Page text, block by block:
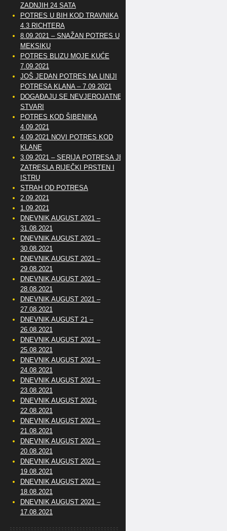
ZADNJIH 24 SATA
POTRES U BIH KOD TRAVNIKA
4.3 RICHTERA
8.09.2021 – SNAŽAN POTRES U
MEKSIKU
POTRES BLIZU MOJE KUĆE
7.09.2021
JOŠ JEDAN POTRES NA LINIJI
POTRESA KLANA – 7.09.2021
DOGAĐAJU SE NEVJEROJATNE
STVARI
POTRES KOD ŠIBENIKA
4.09.2021
4.09.2021 NOVI POTRES KOD
KLANE
3.09.2021 – SERIJA POTRESA JE
ZATRESLA RIJEČKI PRSTEN I
ISTRU
STRAH OD POTRESA
2.09.2021
1.09.2021
DNEVNIK AUGUST 2021 –
31.08.2021
DNEVNIK AUGUST 2021 –
30.08.2021
DNEVNIK AUGUST 2021 –
29.08.2021
DNEVNIK AUGUST 2021 –
28.08.2021
DNEVNIK AUGUST 2021 –
27.08.2021
DNEVNIK AUGUST 21 –
26.08.2021
DNEVNIK AUGUST 2021 –
25.08.2021
DNEVNIK AUGUST 2021 –
24.08.2021
DNEVNIK AUGUST 2021 –
23.08.2021
DNEVNIK AUGUST 2021-
22.08.2021
DNEVNIK AUGUST 2021 –
21.08.2021
DNEVNIK AUGUST 2021 –
20.08.2021
DNEVNIK AUGUST 2021 –
19.08.2021
DNEVNIK AUGUST 2021 –
18.08.2021
DNEVNIK AUGUST 2021 –
17.08.2021